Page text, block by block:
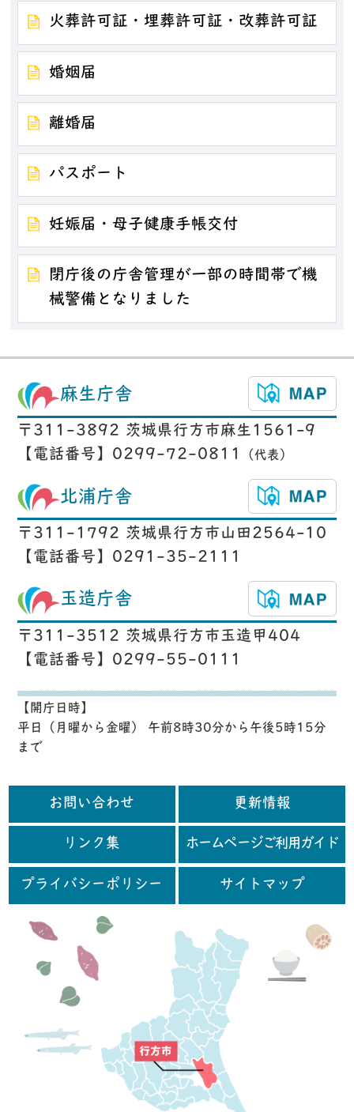
火葬許可証・埋葬許可証・改葬許可証
婚姻届
離婚届
パスポート
妊娠届・母子健康手帳交付
閉庁後の庁舎管理が一部の時間帯で機
械警備となりました
麻生庁舎
〒311-3892 茨城県行方市麻生1561-9
【電話番号】0299-72-0811
（代表）
北浦庁舎
〒311-1792 茨城県行方市山田2564-10
【電話番号】0291-35-2111
玉造庁舎
〒311-3512 茨城県行方市玉造甲404
【電話番号】0299-55-0111
【開庁日時】
平日（月曜から金曜） 午前8時30分から午後5時15分
まで
お問い合わせ 更新情報
リンク集 ホームページご利用ガイド
プライバシーポリシー サイトマップ